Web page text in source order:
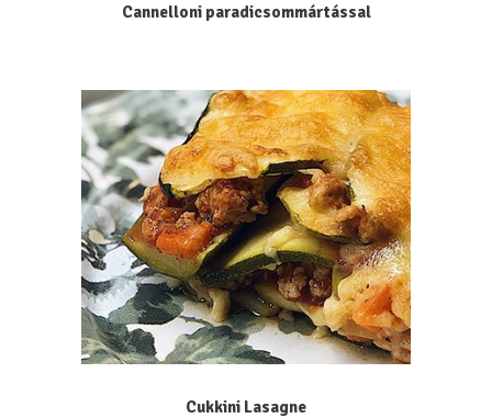
Cannelloni paradicsommártással
Cukkini Lasagne